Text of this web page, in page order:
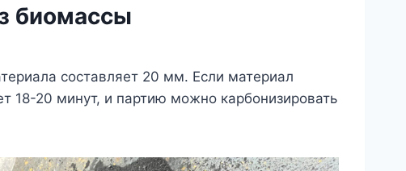
биомассы
составляет 20 мм. Если материал
18-20 минут, и партию можно карбонизировать